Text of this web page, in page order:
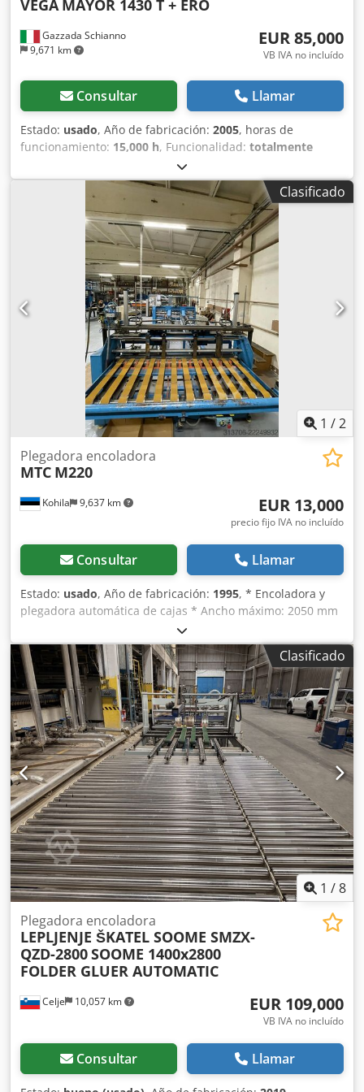
Gazzada Schianno
9,671 km
VEGA MAYOR 1430 T + ERO
EUR 85,000
VB IVA no incluído
Consultar Llamar
Estado: usado, Año de fabricación: 2005, horas de
funcionamiento: 15,000 h, Funcionalidad: totalmente
, número de máquina/vehículo:
total:1,900 mm, longitud total:17,370 mm, altura total:
, Máquina plegadora y encoladora lineal equipada
con 4 pistolas de encolado con ajuste electrónico para el
encolado de cajas con 4 o 6 esquinas (Ero). Crodjzin Hhspfx
Clasificado
1 /2
Kohila 9,637 km
Plegadora encoladora
MTC M220
EUR 13,000
precio fijo IVA no incluído
Consultar Llamar
Estado: usado, Año de fabricación: 1995, * Encoladora y
plegadora automática de cajas * Ancho máximo: 2050 mm
Clasificado
1 /8
Celje 10,057 km
Plegadora encoladora
LEPLJENJE ŠKATEL SOOME SMZX-
QZD-2800SOOME 1400x2800
FOLDER GLUER AUTOMATIC
EUR 109,000
VB IVA no incluído
Consultar Llamar